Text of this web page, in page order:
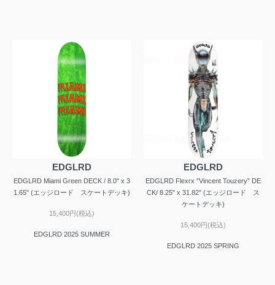
EDGLRD
EDGLRD Miami Green DECK / 8.0" x 3
1.65" (エッジロード スケートデッキ)
15,400円(税込)
EDGLRD 2025 SUMMER
EDGLRD
EDGLRD Flexrx ”Vincent Touzery” DE
CK/ 8.25" x 31.82" (エッジロード ス
ケートデッキ)
15,400円(税込)
EDGLRD 2025 SPRING